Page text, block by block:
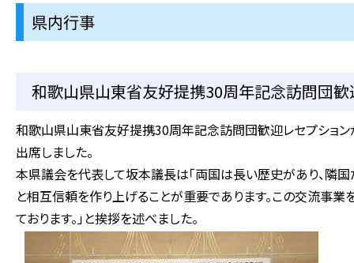
県内行事
和歌山県山東省友好提携30周年記念訪問団歓
和歌山県山東省友好提携30周年記念訪問団歓迎レセプショ
出席しました。
本県議会を代表して坂本議長は「両国は長い歴史があり、隣
と相互信頼を作り上げることが重要であります。この交流事
ております。」と挨拶を述べました。